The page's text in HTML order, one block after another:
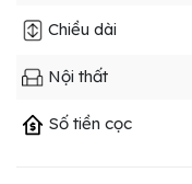
Chiều dài
Nội thất
Số tiền cọc